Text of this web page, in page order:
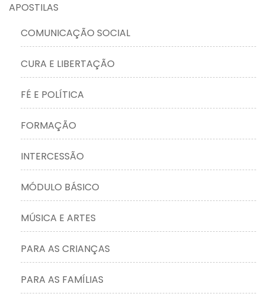
APOSTILAS
COMUNICAÇÃO SOCIAL
CURA E LIBERTAÇÃO
FÉ E POLÍTICA
FORMAÇÃO
INTERCESSÃO
MÓDULO BÁSICO
MÚSICA E ARTES
PARA AS CRIANÇAS
PARA AS FAMÍLIAS